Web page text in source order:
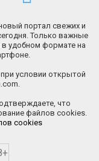
портал свежих и
Только важные
удобном формате на
условии открытой
что
файлов cookies.
cookies